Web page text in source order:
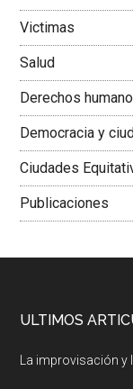
Victimas
Salud
Derechos
Democracia y
Ciudades
Publicaciones
ULTIMOS
La improvisación